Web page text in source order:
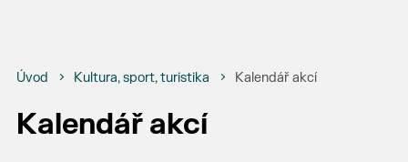
Úvod Kultura, sport, turistika Kalendář akcí
Kalendář akcí